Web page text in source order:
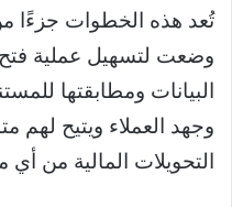
تُعد هذه الخطوات جزءًا
وضعت لتسهيل عملية
البيانات ومطابقتها
وجهد العملاء ويتيح لهم
التحويلات المالية من أي